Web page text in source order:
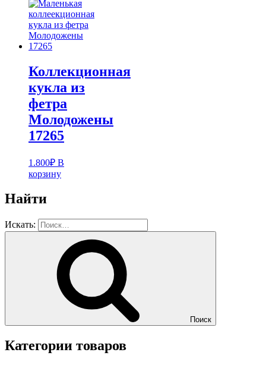
Коллекционная
кукла из
фетра
Молодожены
17265
1.800₽ В
корзину
Найти
Искать:
Поиск
Категории товаров